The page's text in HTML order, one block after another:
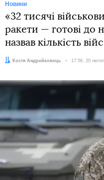
Новини
«32 тисячі
ракети — готові до
назвав кількість
Автор:Костя Андрейковець Дата:
17:56, 20